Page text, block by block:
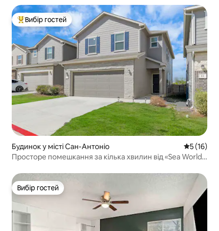
Топ вибір гостей
Вибір гостей
Будинок у місті Сан-Антоніо Середня
5 (16)
Просторе помешкання за кілька хвилин від «Sea World»,
Вибір гостей
Вибір гостей